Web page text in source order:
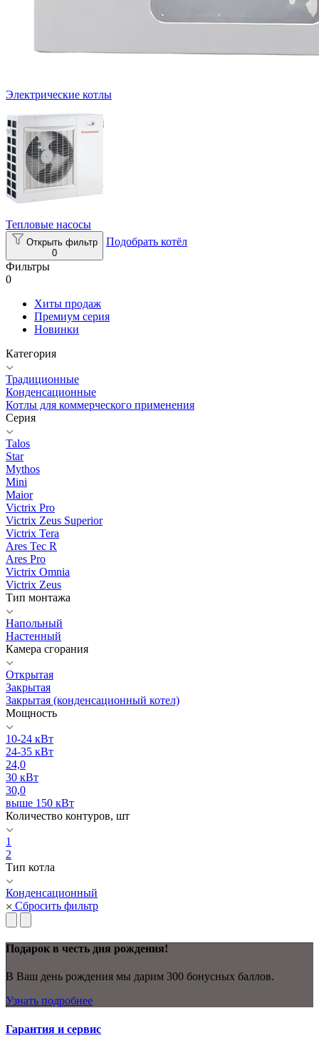
Электрические котлы
Тепловые насосы
Открыть фильтр
0
Подобрать котёл
Фильтры
0
Хиты продаж
Премиум серия
Новинки
Категория
Традиционные
Конденсационные
Котлы для коммерческого применения
Серия
Talos
Star
Mythos
Mini
Maior
Victrix Pro
Victrix Zeus Superior
Victrix Tera
Ares Tec R
Ares Pro
Victrix Omnia
Victrix Zeus
Тип монтажа
Напольный
Настенный
Камера сгорания
Открытая
Закрытая
Закрытая (конденсационный котел)
Мощность
10-24 кВт
24-35 кВт
24,0
30 кВт
30,0
выше 150 кВт
Количество контуров, шт
1
2
Тип котла
Конденсационный
Сбросить фильтр
Подарок в честь дня рождения!
В Ваш день рождения мы дарим 300 бонусных баллов.
Узнать подробнее
Гарантия и сервис